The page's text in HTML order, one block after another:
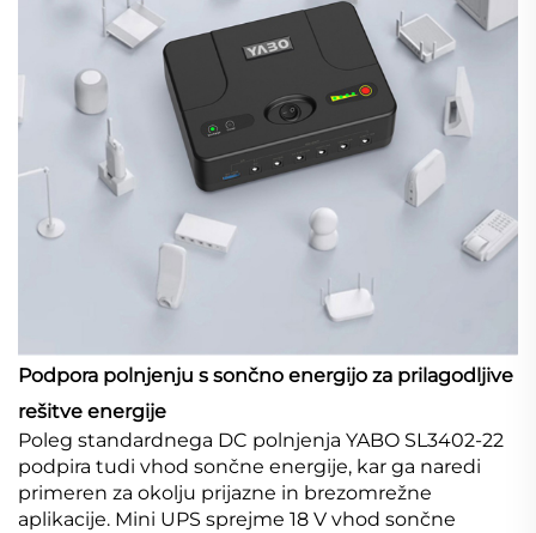
Podpora polnjenju s sončno energijo za prilagodljive
rešitve energije
Poleg standardnega DC polnjenja YABO SL3402-22
podpira tudi vhod sončne energije, kar ga naredi
primeren za okolju prijazne in brezomrežne
aplikacije. Mini UPS sprejme 18 V vhod sončne